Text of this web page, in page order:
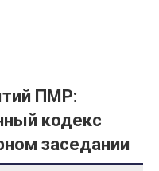
ПМР:
кодекс
заседании